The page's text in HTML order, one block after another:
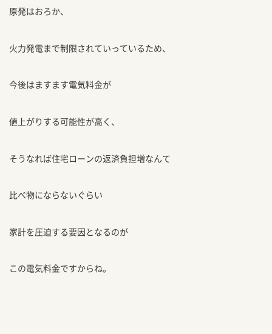
原発はおろか、
火力発電まで制限されていっているため、
今後はますます電気料金が
値上がりする可能性が高く、
そうなれば住宅ローンの返済負担増なんて
比べ物にならないぐらい
家計を圧迫する要因となるのが
この電気料金ですからね。